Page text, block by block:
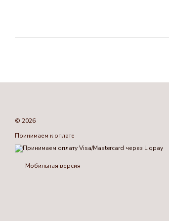
© 2026
Принимаем к оплате
Мобильная версия